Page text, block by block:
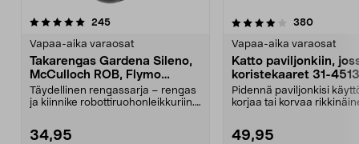
245arvostelut
Vapaa-aika varaosat
Takarengas Gardena Sileno,
McCulloch ROB, Flymo
Easilife
Täydellinen rengassarja – rengas
ja kiinnike robottiruohonleikkuriin.
34,95
4.0 viidestä
380arvostelut
Vapaa-aika varaosat
Katto paviljonkiin,
koristekaaret 31-4513
Pidennä paviljonkisi
korjaa tai korvaa
49,95
4.5 viidestä